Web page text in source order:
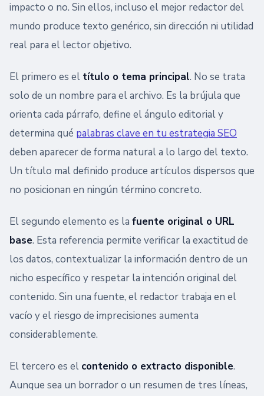
impacto o no. Sin ellos, incluso el mejor redactor del
mundo produce texto genérico, sin dirección ni utilidad
real para el lector objetivo.
El primero es el título o tema principal. No se trata
solo de un nombre para el archivo. Es la brújula que
orienta cada párrafo, define el ángulo editorial y
determina qué palabras clave en tu estrategia SEO
deben aparecer de forma natural a lo largo del texto.
Un título mal definido produce artículos dispersos que
no posicionan en ningún término concreto.
El segundo elemento es la fuente original o URL
base. Esta referencia permite verificar la exactitud de
los datos, contextualizar la información dentro de un
nicho específico y respetar la intención original del
contenido. Sin una fuente, el redactor trabaja en el
vacío y el riesgo de imprecisiones aumenta
considerablemente.
El tercero es el contenido o extracto disponible.
Aunque sea un borrador o un resumen de tres líneas,